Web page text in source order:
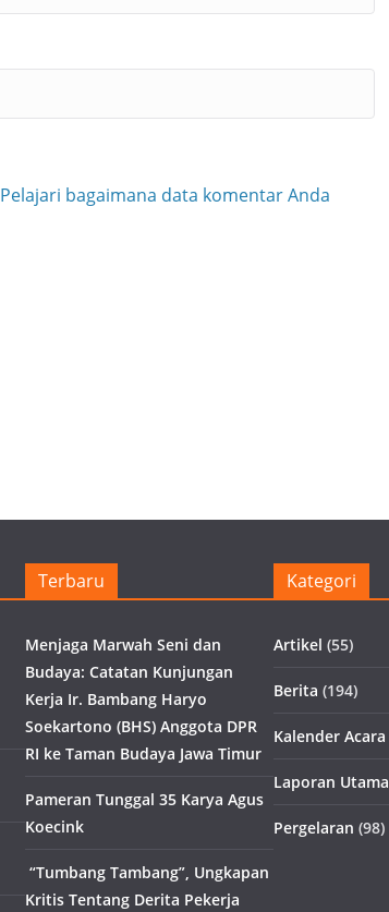
Pelajari bagaimana data komentar Anda
Terbaru
Menjaga Marwah Seni dan
Budaya: Catatan Kunjungan
Kerja Ir. Bambang Haryo
Soekartono (BHS) Anggota DPR
RI ke Taman Budaya Jawa Timur
Pameran Tunggal 35 Karya Agus
Koecink
“Tumbang Tambang”, Ungkapan
Kritis Tentang Derita Pekerja
Kategori
Artikel (55)
Berita (194)
Kalender Acara
Laporan Utama
Pergelaran (98)